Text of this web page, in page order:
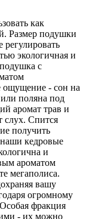
как
Размер подушки
экологичная и
с
ощущение - сон на
поляна под
аромат трав и
слух. Спится
получить
кедровые
и
ароматом
мегаполиса.
вашу
огромному
фракция
- их можно